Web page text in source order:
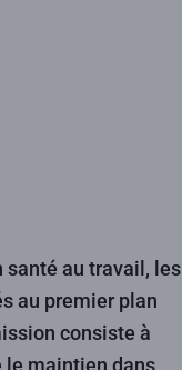
santé au travail, les
au premier plan
consiste à
le maintien dans